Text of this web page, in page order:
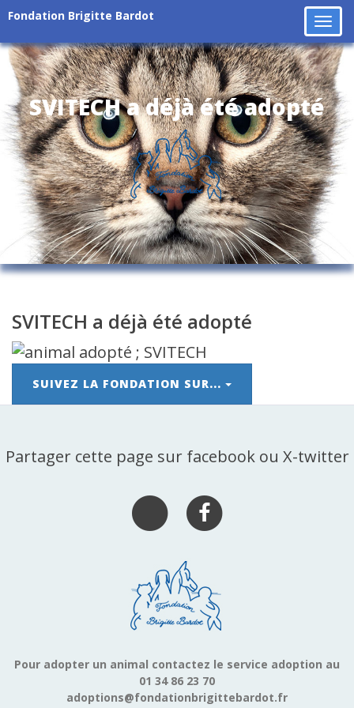
Fondation Brigitte Bardot
SVITECH a déjà été adopté
SVITECH a déjà été adopté
SUIVEZ LA FONDATION SUR...
Partager cette page sur facebook ou X-twitter
Pour adopter un animal contactez le service adoption au
01 34 86 23 70
adoptions@fondationbrigittebardot.fr